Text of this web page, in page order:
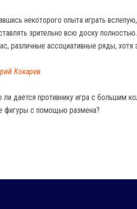
некоторого опыта играть
зрительно всю доску
различные ассоциативные ряды,
Кокарев
ли даётся противнику игра с большим
фигуры с помощью размена?